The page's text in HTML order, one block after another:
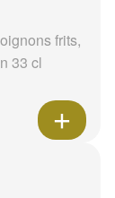
frits,
33 cl